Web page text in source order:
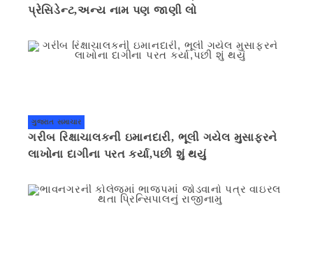
પ્રેસિડેન્ટ,અન્ય નામ પણ જાણી લો
ગુજરાત સમાચાર
ગરીબ રિક્ષાચાલકની ઇમાનદારી, ભૂલી ગયેલ મુસાફરને
લાખોના દાગીના પરત કર્યા,પછી શું થયું